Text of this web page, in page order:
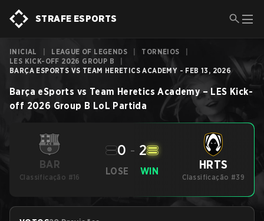
STRAFE ESPORTS
INICIAL LEAGUE OF LEGENDS TORNEIOS
LES KICK-OFF 2026 GROUP B
BARÇA ESPORTS VS TEAM HERETICS ACADEMY - FEB 13, 2026
Barça eSports vs Team Heretics Academy– LES Kick-
off 2026 Group B LoL Partida
BAR
Classificação #16
LOSE
0 - 2
WIN HRTS
Classificação #39